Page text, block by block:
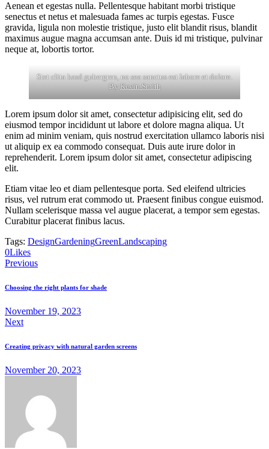
Aenean et egestas nulla. Pellentesque habitant morbi tristique
senectus et netus et malesuada fames ac turpis egestas. Fusce
gravida, ligula non molestie tristique, justo elit blandit risus, blandit
maximus augue magna accumsan ante. Duis id mi tristique, pulvinar
neque at, lobortis tortor.
Stet clita kasd gubergren, no sea sanctus est labore et dolore.
ByKevin Smith
Lorem ipsum dolor sit amet, consectetur adipisicing elit, sed do
eiusmod tempor incididunt ut labore et dolore magna aliqua. Ut
enim ad minim veniam, quis nostrud exercitation ullamco laboris nisi
ut aliquip ex ea commodo consequat. Duis aute irure dolor in
reprehenderit. Lorem ipsum dolor sit amet, consectetur adipiscing
elit.
Etiam vitae leo et diam pellentesque porta. Sed eleifend ultricies
risus, vel rutrum erat commodo ut. Praesent finibus congue euismod.
Nullam scelerisque massa vel augue placerat, a tempor sem egestas.
Curabitur placerat finibus lacus.
Tags: DesignGardeningGreenLandscaping
0LikesCopy
URL
clipboard
Post
navigation
Previous
Choosing the right plants for shade
November 19, 2023
Next
Creating privacy with natural garden screens
November 20, 2023